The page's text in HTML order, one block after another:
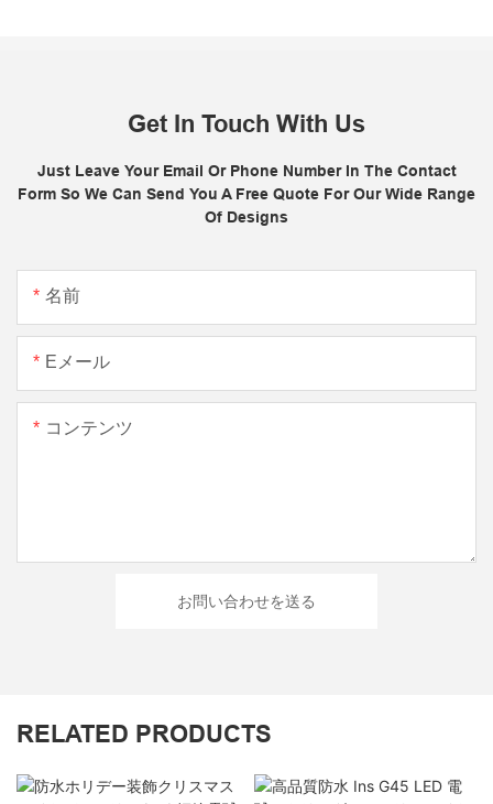
Get In Touch With Us
Just Leave Your Email Or Phone Number In The Contact
Form So We Can Send You A Free Quote For Our Wide Range
Of Designs
名前
Eメール
コンテンツ
お問い合わせを送る
RELATED PRODUCTS